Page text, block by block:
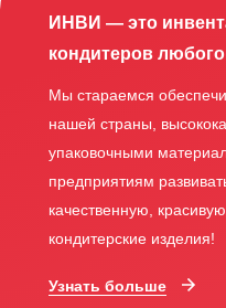
ИНВИ — это
кондитеров
Мы стараемся
нашей страны,
упаковочными
предприятиям
качественную,
кондитерские изделия!
Узнать больше